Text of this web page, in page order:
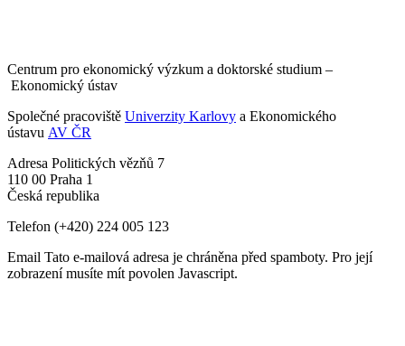
Centrum pro ekonomický výzkum a doktorské studium –
Ekonomický ústav
Společné pracoviště Univerzity Karlovy a Ekonomického
ústavu AV ČR
Adresa Politických vězňů 7
110 00 Praha 1
Česká republika
Telefon (+420) 224 005 123
Email Tato e-mailová adresa je chráněna před spamboty. Pro její
zobrazení musíte mít povolen Javascript.